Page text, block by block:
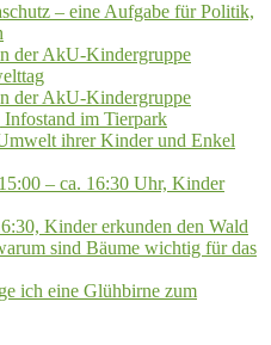
– eine Aufgabe für Politik,
der AkU-Kindergruppe
der AkU-Kindergruppe
im Tierpark
ihrer Kinder und Enkel
– ca. 16:30 Uhr, Kinder
Kinder erkunden den Wald
sind Bäume wichtig für das
ich eine Glühbirne zum